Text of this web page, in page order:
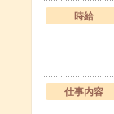
時給
仕事内容